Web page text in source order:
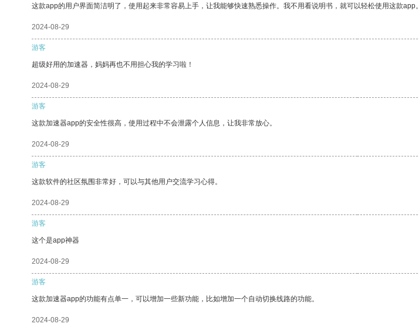
这款app的用户界面简洁明了，使用起来非常容易上手，让我能够快速熟悉操作。我不用看说明书，就可以轻松使用这款app。
2024-08-29
游客
超级好用的加速器，妈妈再也不用担心我的学习啦！
2024-08-29
游客
这款加速器app的安全性很高，使用过程中不会泄露个人信息，让我非常放心。
2024-08-29
游客
这款软件的社区氛围非常好，可以与其他用户交流学习心得。
2024-08-29
游客
这个是app神器
2024-08-29
游客
这款加速器app的功能有点单一，可以增加一些新功能，比如增加一个自动切换线路的功能。
2024-08-29